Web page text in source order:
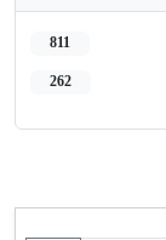
811
262